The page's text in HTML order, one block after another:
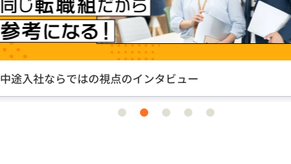
中途入社ならではの視点のインタビュー
item item item item item